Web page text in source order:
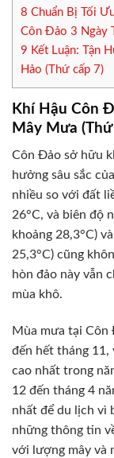
8 Chuẩn Bị Tối
Côn Đảo 3 Ngày
9 Kết Luận: Tận
Hảo (Thứ cấp 7)
Khí Hậu Côn
Mây Mưa (Thứ
Côn Đảo sở hữu
hưởng sâu sắc
nhiều so với đất
26°C, và biên độ
khoảng 28,3°C)
25,3°C) cũng
hòn đảo này vẫn
mùa khô.
Mùa mưa tại
đến hết tháng
cao nhất trong
12 đến tháng 4
nhất để du lịch vì
những thông tin
với lượng mây và